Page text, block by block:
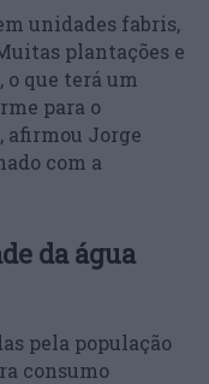
unidades fabris,
plantações e
que terá um
para o
afirmou Jorge
com a
da água
pela população
consumo